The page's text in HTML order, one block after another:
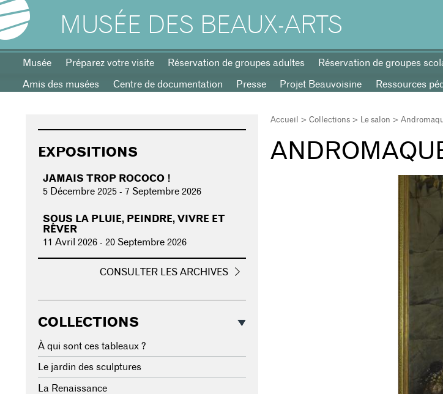
MUSÉE DES BEAUX-ARTS
Musée Préparez votre visite Réservation de groupes adultes Réservation de groupes
Amis des musées Centre de documentation Presse Projet Beauvoisine Ressources
Accueil >Collections > Le salon >
EXPOSITIONS
JAMAIS TROP ROCOCO !
5 Décembre 2025 - 7 Septembre 2026
SOUS LA PLUIE, PEINDRE, VIVRE ET
RÊVER
11 Avril 2026 - 20 Septembre 2026
CONSULTER LES ARCHIVES
COLLECTIONS
À qui sont ces tableaux ?
Le jardin des sculptures
La Renaissance